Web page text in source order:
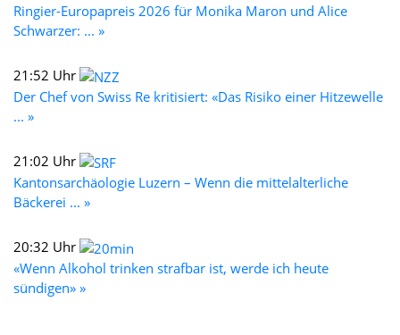
Ringier-Europapreis 2026 für Monika Maron und Alice
Schwarzer: ... »
21:52 Uhr
Der Chef von Swiss Re kritisiert: «Das Risiko einer Hitzewelle
... »
21:02 Uhr
Kantonsarchäologie Luzern – Wenn die mittelalterliche
Bäckerei ... »
20:32 Uhr
«Wenn Alkohol trinken strafbar ist, werde ich heute
sündigen» »